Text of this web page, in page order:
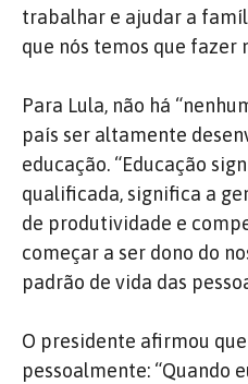
trabalhar e ajudar a
que nós temos que fazer
Para Lula, não há
país ser altamente
educação. “Educação
qualificada, significa a
de produtividade e
começar a ser dono do
padrão de vida das
O presidente afirmou
pessoalmente: “Quando